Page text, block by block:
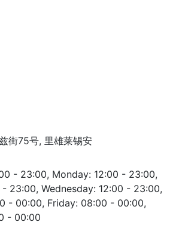
街75号, 里雄莱锡安
- 23:00, Monday: 12:00 - 23:00,
- 23:00, Wednesday: 12:00 - 23:00,
- 00:00, Friday: 08:00 - 00:00,
- 00:00